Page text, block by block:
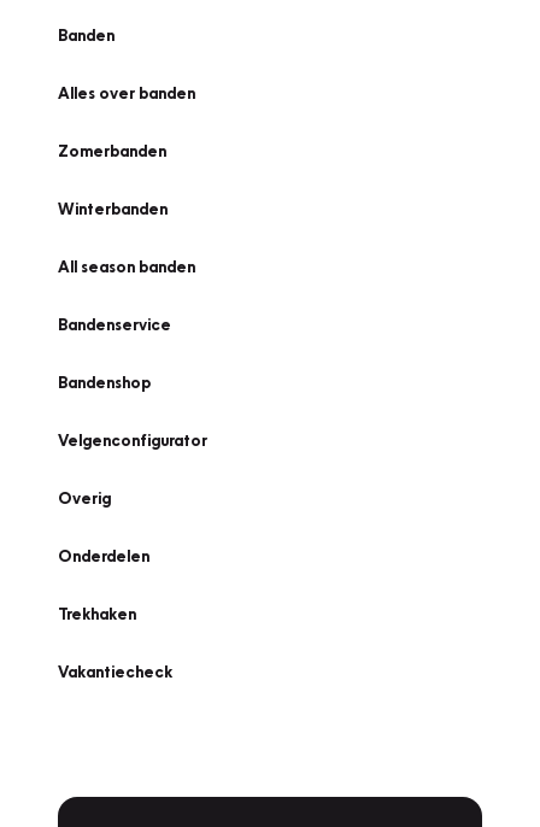
Banden
Alles over banden
Zomerbanden
Winterbanden
All season banden
Bandenservice
Bandenshop
Velgenconfigurator
Overig
Onderdelen
Trekhaken
Vakantiecheck